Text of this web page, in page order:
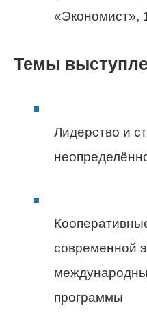
«Экономист»,
Темы
Лидерство и
современной
программы